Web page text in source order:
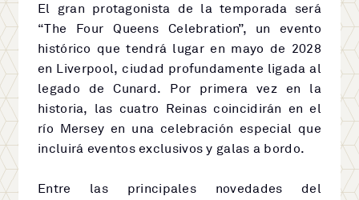
El gran protagonista de la temporada será
“The Four Queens Celebration”, un evento
histórico que tendrá lugar en mayo de 2028
en Liverpool, ciudad profundamente ligada al
legado de Cunard. Por primera vez en la
historia, las cuatro Reinas coincidirán en el
río Mersey en una celebración especial que
incluirá eventos exclusivos y galas a bordo.
Entre las principales novedades del